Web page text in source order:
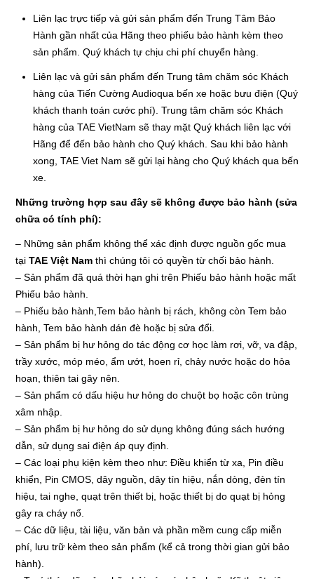
Liên lạc trực tiếp và gửi sản phẩm đến Trung Tâm Bảo
Hành gần nhất của Hãng theo phiếu bảo hành kèm theo
sản phẩm. Quý khách tự chịu chi phí chuyển hàng.
Liên lạc và gửi sản phẩm đến Trung tâm chăm sóc Khách
hàng của Tiến Cường Audioqua bến xe hoặc bưu điện (Quý
khách thanh toán cước phí). Trung tâm chăm sóc Khách
hàng của TAE VietNam sẽ thay mặt Quý khách liên lạc với
Hãng để đến bảo hành cho Quý khách. Sau khi bảo hành
xong, TAE Viet Nam sẽ gửi lại hàng cho Quý khách qua bến
xe.
Những trường hợp sau đây sẽ không được bảo hành (sửa
chữa có tính phí):
– Những sản phẩm không thể xác định được nguồn gốc mua
tại TAE Việt Nam thì chúng tôi có quyền từ chối bảo hành.
– Sản phẩm đã quá thời hạn ghi trên Phiếu bảo hành hoặc mất
Phiếu bảo hành.
– Phiếu bảo hành,Tem bảo hành bị rách, không còn Tem bảo
hành, Tem bảo hành dán đè hoặc bị sửa đổi.
– Sản phẩm bị hư hỏng do tác động cơ học làm rơi, vỡ, va đập,
trầy xước, móp méo, ẩm ướt, hoen rỉ, chảy nước hoặc do hỏa
hoạn, thiên tai gây nên.
– Sản phẩm có dấu hiệu hư hỏng do chuột bọ hoặc côn trùng
xâm nhập.
– Sản phẩm bị hư hỏng do sử dụng không đúng sách hướng
dẫn, sử dụng sai điện áp quy định.
– Các loại phụ kiện kèm theo như: Điều khiển từ xa, Pin điều
khiển, Pin CMOS, dây nguồn, dây tín hiệu, nắn dòng, đèn tín
hiệu, tai nghe, quạt trên thiết bị, hoặc thiết bị do quạt bị hỏng
gây ra cháy nổ.
– Các dữ liệu, tài liệu, văn bản và phần mềm cung cấp miễn
phí, lưu trữ kèm theo sản phẩm (kể cả trong thời gian gửi bảo
hành).
Email
taejsc@gmail.com
©COPYRIGHT 2019. ALL RIGHTS RESERVED